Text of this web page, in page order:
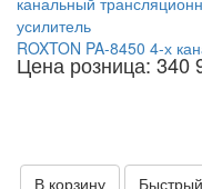
ROXTON PA-8450 4-х
Цена розница: 340
В корзину